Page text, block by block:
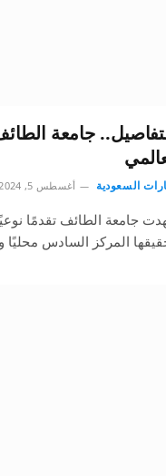
جامعة
السعودية أغسطس 5, 2024
المركز السادس محليًا و688 ضمن الجامعات…